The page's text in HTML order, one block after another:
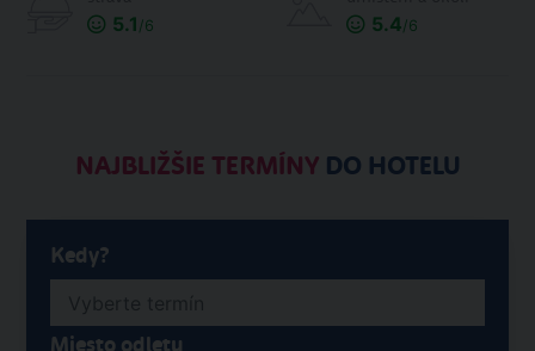
5.1 /6 5.4/6
NAJBLIŽŠIE TERMÍNYDO HOTELU
Kedy?
Miesto odletu